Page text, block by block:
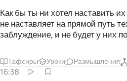
Как бы ты ни хотел наставить
не наставляет на прямой путь
заблуждение, и не будет у них
Тафсиры Уроки Размышления
16:38